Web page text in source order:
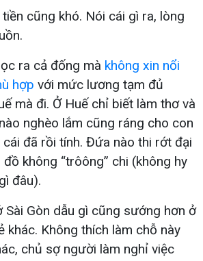
cũng khó. Nói cái gì ra, lòng
ra cả đống mà không xin nổi
hợp với mức lương tạm đủ
mà đi. Ở Huế chỉ biết làm thơ và
nghèo lắm cũng ráng cho con
đã rồi tính. Đứa nào thi rớt đại
không “trôông” chi (không hy
đâu).
Sài Gòn dẫu gì cũng sướng hơn ở
khác. Không thích làm chỗ này
chủ sợ người làm nghỉ việc